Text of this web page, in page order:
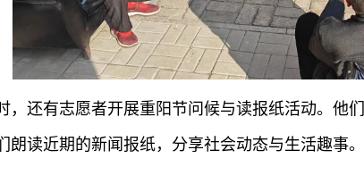
，还有志愿者开展重阳节问候与读报纸活动。他
朗读近期的新闻报纸，分享社会动态与生活趣事